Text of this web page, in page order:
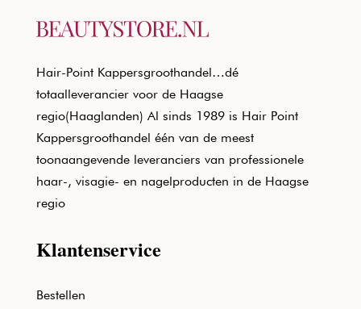
Hair-Point Kappersgroothandel…dé
totaalleverancier voor de Haagse
regio(Haaglanden) Al sinds 1989 is Hair Point
Kappersgroothandel één van de meest
toonaangevende leveranciers van professionele
haar-, visagie- en nagelproducten in de Haagse
regio
Klantenservice
Bestellen